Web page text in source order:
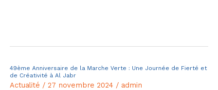
49ème Anniversaire de la Marche Verte : Une Journée de Fierté et
de Créativité à Al Jabr
Actualité / 27 novembre 2024 / admin
49ème
Anniversaire